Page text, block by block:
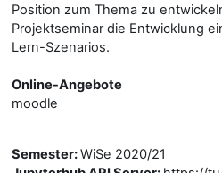
Position zum Thema zu
Projektseminar die Entwicklung
Lern-Szenarios.
Online-Angebote
moodle
Semester:WiSe 2020/21